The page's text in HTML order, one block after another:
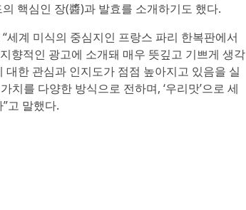
핵심인 장(醬)과 발효를 소개하기도 했다.
세계 미식의 중심지인 프랑스 파리 한복판에서
향적인 광고에 소개돼 매우 뜻깊고 기쁘게 생각
한 관심과 인지도가 점점 높아지고 있음을 실
를 다양한 방식으로 전하며, ‘우리맛’으로 세
고 말했다.